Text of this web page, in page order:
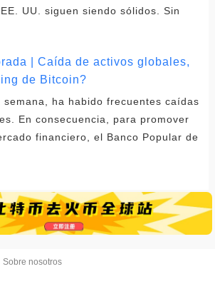
UU. siguen siendo sólidos. Sin
| Caída de activos globales,
de Bitcoin?
semana, ha habido frecuentes caídas
En consecuencia, para promover
financiero, el Banco Popular de
Sobre nosotros